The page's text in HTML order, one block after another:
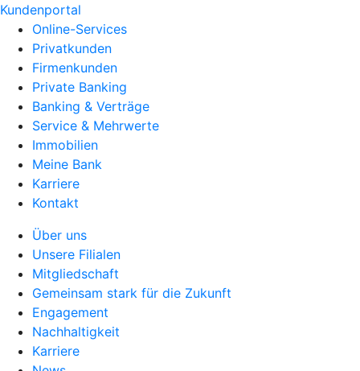
Kundenportal
Online-Services
Privatkunden
Firmenkunden
Private Banking
Banking & Verträge
Service & Mehrwerte
Immobilien
Meine Bank
Karriere
Kontakt
Über uns
Unsere Filialen
Mitgliedschaft
Gemeinsam stark für die Zukunft
Engagement
Nachhaltigkeit
Karriere